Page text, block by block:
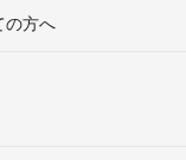
の方へ